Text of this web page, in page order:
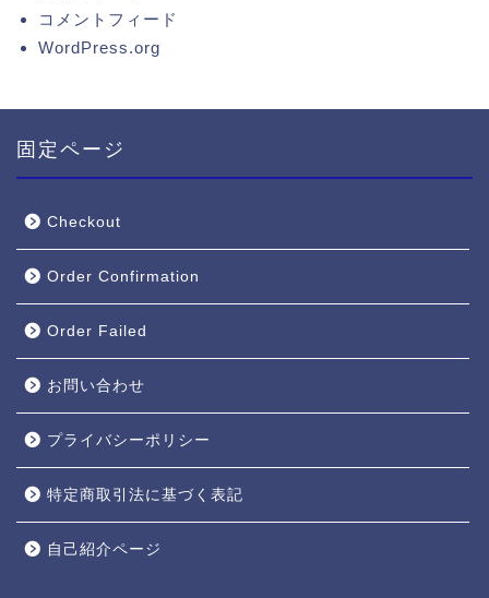
コメントフィード
WordPress.org
固定ページ
Checkout
Order Confirmation
Order Failed
お問い合わせ
プライバシーポリシー
特定商取引法に基づく表記
自己紹介ページ